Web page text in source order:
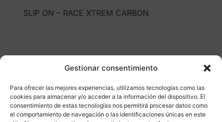
Gestionar consentimiento
Para ofrecer las mejores experiencias, utilizamos tecnologías como las
cookies para almacenar y/o acceder a la información del dispositivo. El
consentimiento de estas tecnologías nos permitirá procesar datos como
el comportamiento de navegación o las identificaciones únicas en este
SLIP ON – RACE XTREM CARBON
Otros productos